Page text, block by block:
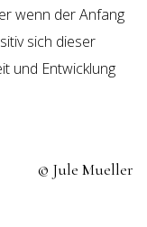
wenn der Anfang
sich dieser
und Entwicklung
© Jule Mueller